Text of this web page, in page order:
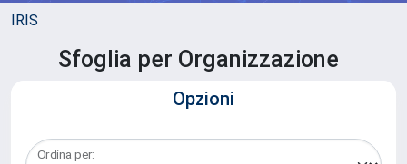
IRIS
Sfoglia per Organizzazione
Opzioni
Ordina per: